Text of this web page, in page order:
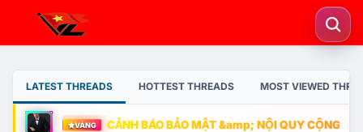
LATEST THREADS HOTTEST THREADS MOST VIEWED
VÀNG CẢNH BÁO BẢO MẬT &amp; NỘI QUY CỘNG